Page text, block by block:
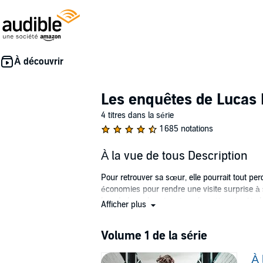
Les enquêtes de
4 titres dans la série
1 685 notations
À la vue de tous Description
Pour retrouver sa sœur, elle pourrait tout
économies pour rendre une visite surprise
lors de leur chemin retour, le métro s’arrête
entend parler de cet enlèvement suspect et
décolle pour Montréal. Si elle y renonce, elle
Afficher plus
Volume 1 de la série
À